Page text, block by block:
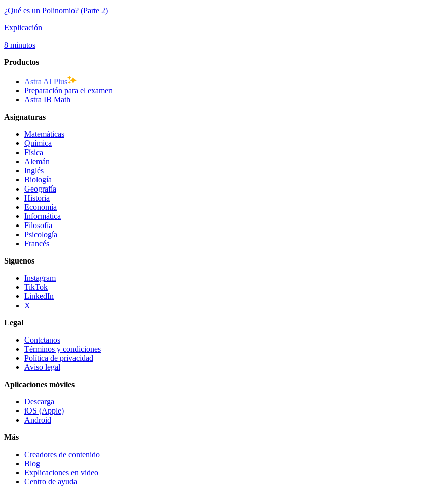
¿Qué es un Polinomio? (Parte 2)
Explicación
8 minutos
Productos
Astra AI Plus
Preparación para el examen
Astra IB Math
Asignaturas
Matemáticas
Química
Física
Alemán
Inglés
Biología
Geografía
Historia
Economía
Informática
Filosofía
Psicología
Francés
Síguenos
Instagram
TikTok
LinkedIn
X
Legal
Contctanos
Términos y condiciones
Política de privacidad
Aviso legal
Aplicaciones móviles
Descarga
iOS (Apple)
Android
Más
Creadores de contenido
Blog
Explicaciones en video
Centro de ayuda